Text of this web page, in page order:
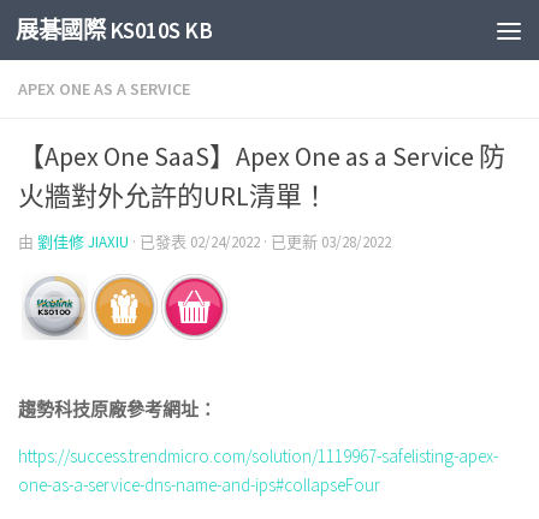
Skip to content
展碁國際 KS010S KB
APEX ONE AS A SERVICE
【Apex One SaaS】Apex One as a Service 防
火牆對外允許的URL清單！
由 劉佳修 JIAXIU · 已發表 02/24/2022 · 已更新 03/28/2022
趨勢科技原廠參考網址：
https://success.trendmicro.com/solution/1119967-safelisting-apex-
one-as-a-service-dns-name-and-ips#collapseFour